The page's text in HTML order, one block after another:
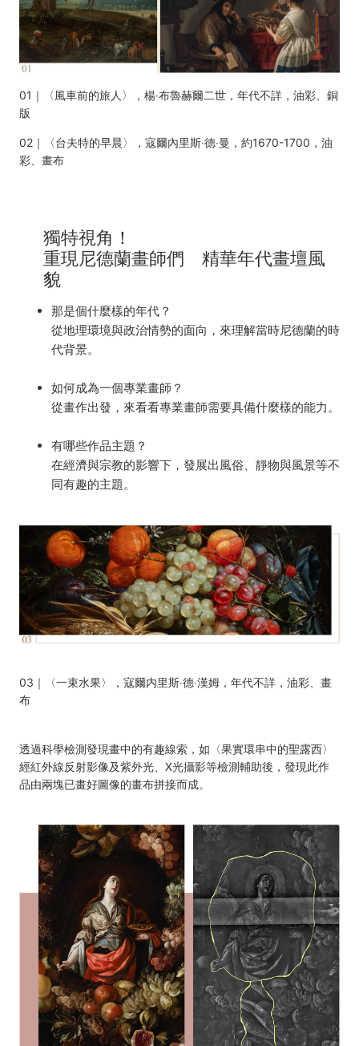
01｜〈風車前的旅人〉，楊‧布魯赫爾二世，年代不詳，油彩、銅
版
02｜〈台夫特的早晨〉，寇爾內里斯‧德‧曼，約1670-1700，油
彩、畫布
獨特視角！
重現尼德蘭畫師們 精華年代畫壇風
貌
那是個什麼樣的年代？
從地理環境與政治情勢的面向，來理解當時尼德蘭的時
代背景。
如何成為一個專業畫師？
從畫作出發，來看看專業畫師需要具備什麼樣的能力。
有哪些作品主題？
在經濟與宗教的影響下，發展出風俗、靜物與風景等不
同有趣的主題。
03｜〈一束水果〉，寇爾内里斯‧德‧漢姆，年代不詳，油彩、畫
布
透過科學檢測發現畫中的有趣線索，如〈果實環串中的聖露西〉
經紅外線反射影像及紫外光、X光攝影等檢測輔助後，發現此作
品由兩塊已畫好圖像的畫布拼接而成。